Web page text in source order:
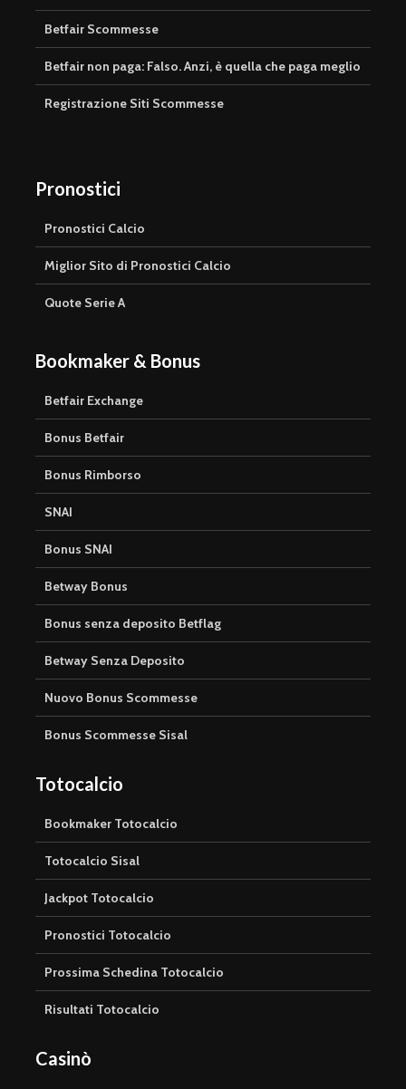
Betfair Scommesse
Betfair non paga: Falso. Anzi, è quella che paga meglio
Registrazione Siti Scommesse
Pronostici
Pronostici Calcio
Miglior Sito di Pronostici Calcio
Quote Serie A
Bookmaker & Bonus
Betfair Exchange
Bonus Betfair
Bonus Rimborso
SNAI
Bonus SNAI
Betway Bonus
Bonus senza deposito Betflag
Betway Senza Deposito
Nuovo Bonus Scommesse
Bonus Scommesse Sisal
Totocalcio
Bookmaker Totocalcio
Totocalcio Sisal
Jackpot Totocalcio
Pronostici Totocalcio
Prossima Schedina Totocalcio
Risultati Totocalcio
Casinò